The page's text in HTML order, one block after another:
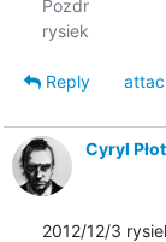
Pozdr
Reply
Cyryl
2012/12/3